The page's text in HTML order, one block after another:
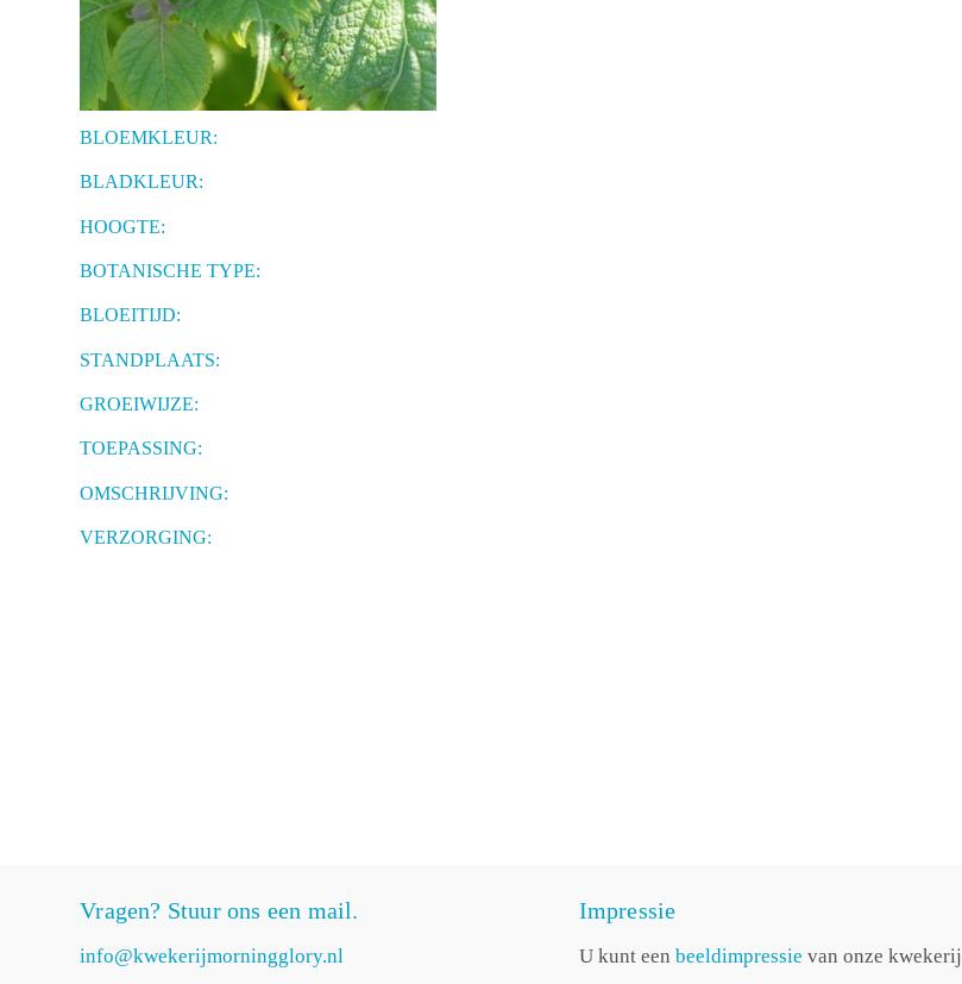
BLOEMKLEUR:
BLADKLEUR:
HOOGTE:
BOTANISCHE TYPE:
BLOEITIJD:
STANDPLAATS:
GROEIWIJZE:
TOEPASSING:
OMSCHRIJVING:
VERZORGING:
Vragen? Stuur ons een mail.
info@kwekerijmorningglory.nl
Impressie
U kunt een beeldimpressie van onze kwekerij